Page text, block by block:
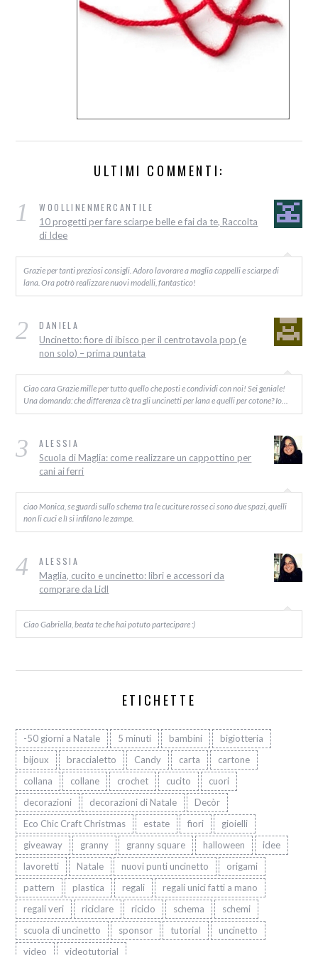
ULTIMI COMMENTI:
1 WOOLLINENMERCANTILE
10 progetti per fare sciarpe belle e fai da te, Raccolta
di Idee
Grazie per tanti preziosi consigli. Adoro lavorare a maglia cappelli e sciarpe di
lana. Ora potrò realizzare nuovi modelli, fantastico!
2 DANIELA
Uncinetto: fiore di ibisco per il centrotavola pop (e
non solo) – prima puntata
Ciao cara Grazie mille per tutto quello che posti e condividi con noi! Sei geniale!
Una domanda: che differenza c’è tra gli uncinetti per lana e quelli per cotone? Io…
3 ALESSIA
Scuola di Maglia: come realizzare un cappottino per
cani ai ferri
ciao Monica, se guardi sullo schema tra le cuciture rosse ci sono due spazi, quelli
non li cuci e lì si infilano le zampe.
4 ALESSIA
Maglia, cucito e uncinetto: libri e accessori da
comprare da Lidl
Ciao Gabriella, beata te che hai potuto partecipare :)
ETICHETTE
-50 giorni a Natale 5 minuti bambini
bigiotteria
bijoux
braccialetto Candy carta
cartone
collana
collane crochet cucito
cuori
decorazioni
decorazioni di Natale
Decòr
Eco Chic Craft Christmas
estate fiori
gioielli
giveaway
granny granny square halloween
idee
lavoretti
Natale nuovi punti uncinetto
origami
pattern
plastica regali
regali unici fatti a mano
regali veri
riciclare riciclo schema
schemi
scuola di uncinetto
sponsor tutorial
uncinetto
video
videotutorial